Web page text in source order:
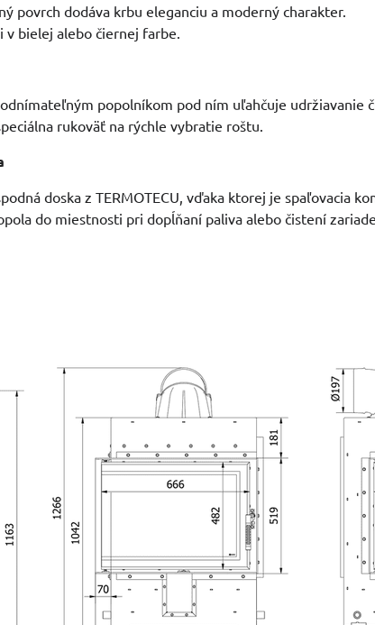
povrch dodáva krbu eleganciu a moderný charakter.
bielej alebo čiernej farbe.
popolníkom pod ním uľahčuje udržiavanie
rukoväť na rýchle vybratie roštu.
doska z TERMOTECU, vďaka ktorej je spaľovacia
do miestnosti pri dopĺňaní paliva alebo čistení